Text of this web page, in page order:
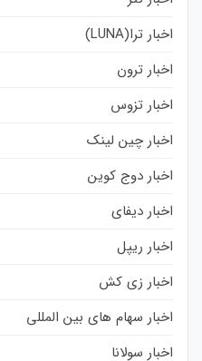
اخبار ترا(LUNA)
اخبار ترون
اخبار تزوس
اخبار چین لینک
اخبار دوج کوین
اخبار دیفای
اخبار ریپل
اخبار زی کش
اخبار سهام های بین المللی
اخبار سولانا